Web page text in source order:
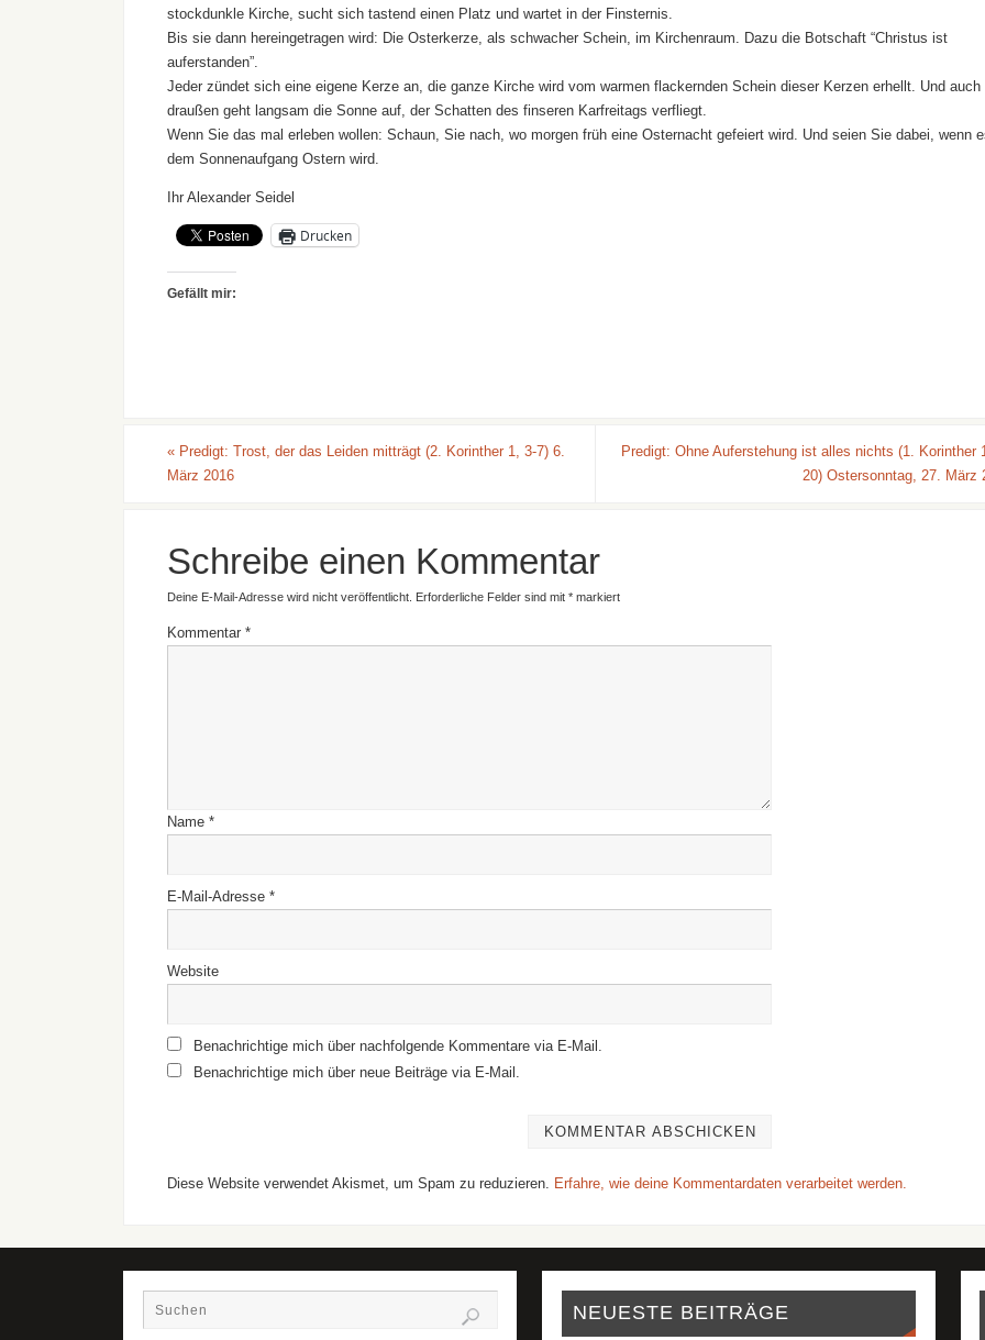
stockdunkle Kirche, sucht sich tastend einen Platz und wartet in der Finsternis.
Bis sie dann hereingetragen wird: Die Osterkerze, als schwacher Schein, im Kirchenraum. Dazu die Botschaft “Christus ist
auferstanden”.
Jeder zündet sich eine eigene Kerze an, die ganze Kirche wird vom warmen flackernden Schein dieser Kerzen erhellt. Und auch
draußen geht langsam die Sonne auf, der Schatten des finseren Karfreitags verfliegt.
Wenn Sie das mal erleben wollen: Schaun, Sie nach, wo morgen früh eine Osternacht gefeiert wird. Und seien Sie dabei, wenn
dem Sonnenaufgang Ostern wird.
Ihr Alexander Seidel
Drucken
Gefällt mir:
« Predigt: Trost, der das Leiden mitträgt (2. Korinther 1, 3-7) 6.
März 2016
Predigt: Ohne Auferstehung ist alles nichts (1. Korinther
20) Ostersonntag, 27. März
Schreibe einen Kommentar
Deine E-Mail-Adresse wird nicht veröffentlicht. Erforderliche Felder sind mit * markiert
Kommentar *
Name *
E-Mail-Adresse *
Website
Benachrichtige mich über nachfolgende Kommentare via E-Mail.
Benachrichtige mich über neue Beiträge via E-Mail.
Diese Website verwendet Akismet, um Spam zu reduzieren. Erfahre, wie deine Kommentardaten verarbeitet werden.
NEUESTE BEITRÄGE